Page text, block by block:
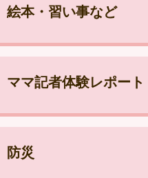
絵本・習い事など
ママ記者体験レポート
防災